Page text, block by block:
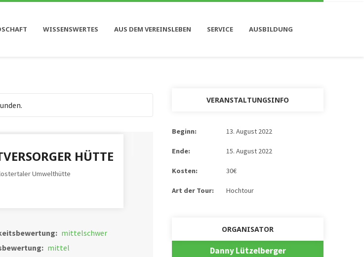
WISSENSWERTES AUS DEM VEREINSLEBEN SERVICE AUSBILDUNG
HÜTTE
Umwelthütte
mittelschwer
mittel
VERANSTALTUNGSINFO
Beginn: 13. August 2022
Ende: 15. August 2022
Kosten: 30€
Art der Tour: Hochtour
ORGANISATOR
Danny Lützelberger